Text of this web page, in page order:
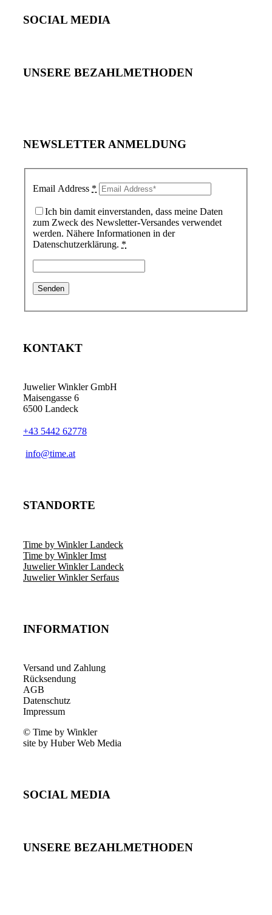
SOCIAL MEDIA
UNSERE BEZAHLMETHODEN
NEWSLETTER ANMELDUNG
Email Address *
Ich bin damit einverstanden, dass meine Daten
zum Zweck des Newsletter-Versandes verwendet
werden. Nähere Informationen in der
Datenschutzerklärung. *
KONTAKT
Juwelier Winkler GmbH
Maisengasse 6
6500 Landeck
+43 5442 62778
info@time.at
STANDORTE
Time by Winkler Landeck
Time by Winkler Imst
Juwelier Winkler Landeck
Juwelier Winkler Serfaus
INFORMATION
Versand und Zahlung
Rücksendung
AGB
Datenschutz
Impressum
© Time by Winkler
site by Huber Web Media
SOCIAL MEDIA
UNSERE BEZAHLMETHODEN